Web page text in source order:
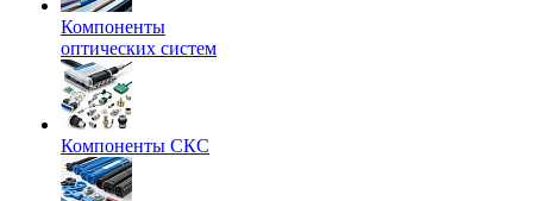
Компоненты
оптических систем
Компоненты СКС